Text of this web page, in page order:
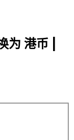
港币 |